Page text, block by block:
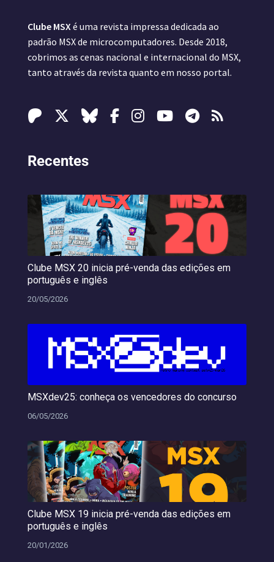
Clube MSX é uma revista impressa dedicada ao
padrão MSX de microcomputadores. Desde 2018,
cobrimos as cenas nacional e internacional do MSX,
tanto através da revista quanto em nosso portal.
Recentes
Clube MSX 20 inicia pré-venda das edições em
português e inglês
20/05/2026
MSXdev25: conheça os vencedores do concurso
06/05/2026
Clube MSX 19 inicia pré-venda das edições em
português e inglês
20/01/2026